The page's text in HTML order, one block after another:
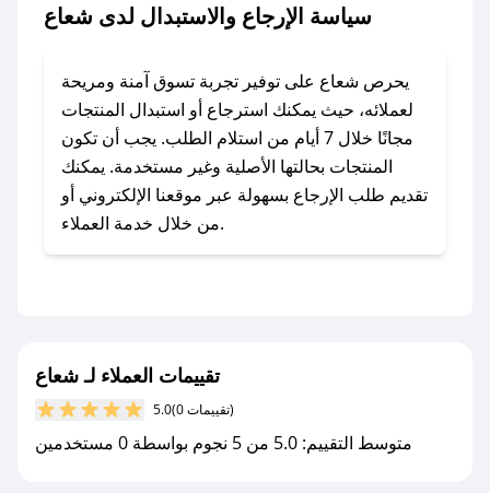
أسرع وقت ممكن.
### كيف تحصل على كوبونات خصم حصرية من
شعاع؟
للحصول على كوبونات وخصومات حصرية، قم بما
يلي:
- اضغط على أيقونة متابعة لمتجر شعاع في تطبيق
صحصح.
مع صحصح، تسوق بذكاء ووفّر على كل مشترياتك مع
سياسة الإرجاع والاستبدال لدى شعاع
يحرص شعاع على توفير تجربة تسوق آمنة ومريحة
لعملائه، حيث يمكنك استرجاع أو استبدال المنتجات
مجانًا خلال 7 أيام من استلام الطلب. يجب أن تكون
المنتجات بحالتها الأصلية وغير مستخدمة. يمكنك
تقديم طلب الإرجاع بسهولة عبر موقعنا الإلكتروني أو
من خلال خدمة العملاء.
تقييمات العملاء لـ شعاع
5.0 (0 تقييمات)
متوسط التقييم: 5.0 من 5 نجوم بواسطة 0 مستخدمين